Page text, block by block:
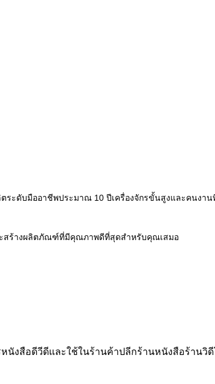
ระดับมืออาชีพประมาณ 10 ปีเครื่องจักรขั้นสูงและคนงา
ะสร้างผลิตภัณฑ์ที่มีคุณภาพดีที่สุดสำหรับคุณเสมอ
หนังสือดีวีดีและใช้ในร้านค้าปลีกร้านหนังสือร้านวิ